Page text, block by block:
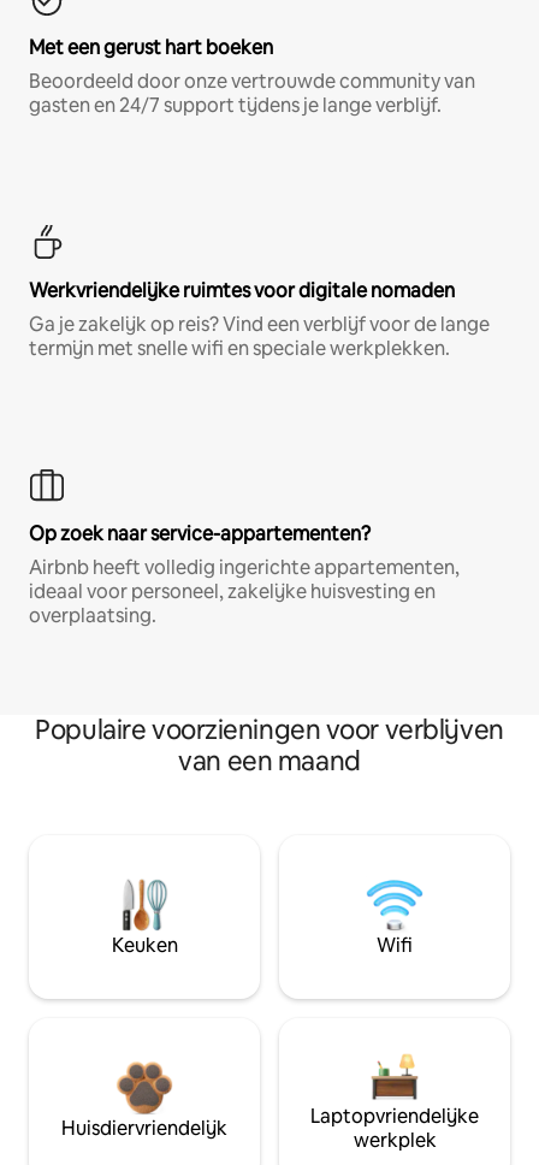
Met een gerust hart boeken
Beoordeeld door onze vertrouwde community van
gasten en 24/7 support tijdens je lange verblijf.
Werkvriendelijke ruimtes voor digitale nomaden
Ga je zakelijk op reis? Vind een verblijf voor de lange
termijn met snelle wifi en speciale werkplekken.
Op zoek naar service-appartementen?
Airbnb heeft volledig ingerichte appartementen,
ideaal voor personeel, zakelijke huisvesting en
overplaatsing.
Populaire voorzieningen voor verblijven
van een maand
Keuken Wifi
Huisdiervriendelijk
Laptopvriendelijke
werkplek